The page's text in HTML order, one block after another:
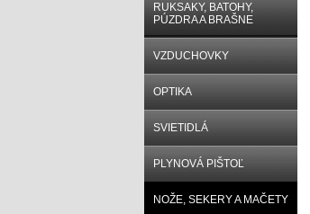
RUKSAKY, BATOHY,
PÚZDRA A BRAŠNE
VZDUCHOVKY
OPTIKA
SVIETIDLÁ
PLYNOVÁ PIŠTOĽ
NOŽE, SEKERY A MAČETY